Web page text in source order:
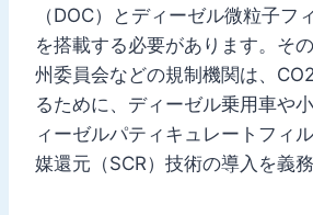
（DOC）とディーゼル微粒子フ
を搭載する必要があります。そ
州委員会などの規制機関は、
るために、ディーゼル乗用車や
ィーゼルパティキュレートフィ
媒還元（SCR）技術の導入を義